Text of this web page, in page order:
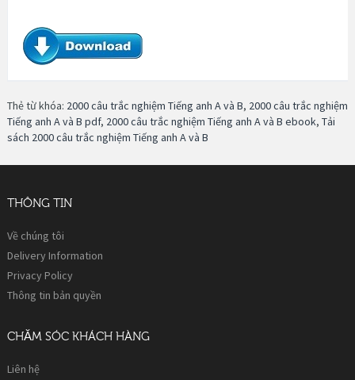
Thẻ từ khóa: 2000 câu trắc nghiệm Tiếng anh A và B, 2000 câu trắc nghiệm
Tiếng anh A và B pdf, 2000 câu trắc nghiệm Tiếng anh A và B ebook, Tải
sách 2000 câu trắc nghiệm Tiếng anh A và B
THÔNG TIN
Về chúng tôi
Delivery Information
Privacy Policy
Thông tin bản quyền
CHĂM SÓC KHÁCH HÀNG
Liên hệ